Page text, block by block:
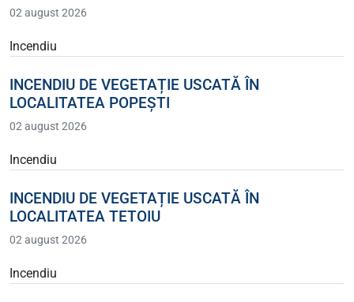
02 august 2026
Incendiu
INCENDIU DE VEGETAȚIE USCATĂ ÎN
LOCALITATEA POPEȘTI
02 august 2026
Incendiu
INCENDIU DE VEGETAȚIE USCATĂ ÎN
LOCALITATEA TETOIU
02 august 2026
Incendiu